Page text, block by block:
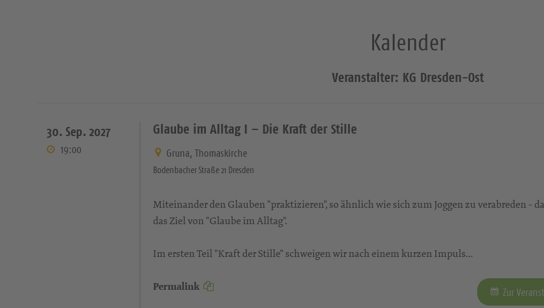
Kalender
Veranstalter: KG Dresden-Ost
30. Sep. 2027
19:00
Glaube im Alltag I – Die Kraft der Stille
Gruna, Thomaskirche
Bodenbacher Straße 21 Dresden
Miteinander den Glauben "praktizieren", so ähnlich wie sich zum Joggen zu verabreden -
das Ziel von "Glaube im Alltag".
Im ersten Teil "Kraft der Stille" schweigen wir nach einem kurzen Impuls...
Permalink Zur